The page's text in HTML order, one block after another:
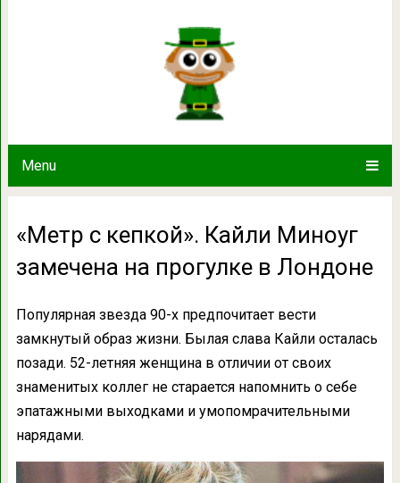
Menu
«Метр с кепкой». Кайли Миноуг
«Метр с кепкой». Кайли Миноуг
замечена на прогулке в Лондоне
Популярная звезда 90-х предпочитает вести
замкнутый образ жизни. Былая слава Кайли осталась
позади. 52-летняя женщина в отличии от своих
знаменитых коллег не старается напомнить о себе
эпатажными выходками и умопомрачительными
нарядами.